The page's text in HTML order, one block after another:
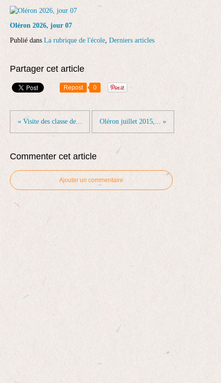
Oléron 2026, jour 07
Publié dans La rubrique de l'école, Derniers articles
Partager cet article
Repost 0
« Visite des classe de... Oléron juillet 2015,... »
Commenter cet article
Ajouter un commentaire